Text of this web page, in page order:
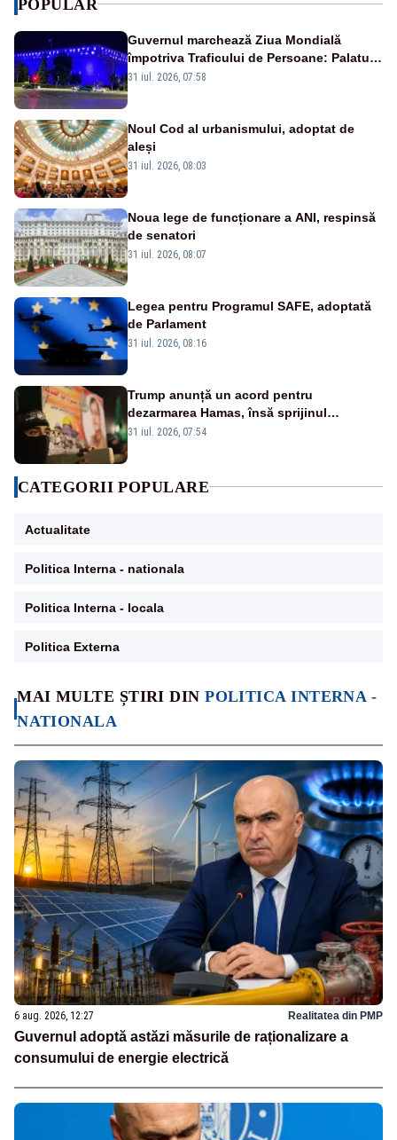
MAI MULTE ȘTIRI DINPOLITICA INTERNA -
NATIONALA
6 aug. 2026, 12:27 Realitatea din PMP
Guvernul adoptă astăzi măsurile de raționalizare a
consumului de energie electrică
POPULAR
Guvernul marchează Ziua Mondială
împotriva Traficului de Persoane: Palatul
Victoria, iluminat în albastru
31 iul. 2026, 07:58
Noul Cod al urbanismului, adoptat de
aleși
31 iul. 2026, 08:03
Noua lege de funcționare a ANI, respinsă
de senatori
31 iul. 2026, 08:07
Legea pentru Programul SAFE, adoptată
de Parlament
31 iul. 2026, 08:16
Trump anunță un acord pentru
dezarmarea Hamas, însă sprijinul
Israelului rămâne incert
31 iul. 2026, 07:54
CATEGORII POPULARE
Actualitate
Politica Interna - nationala
Politica Interna - locala
Politica Externa